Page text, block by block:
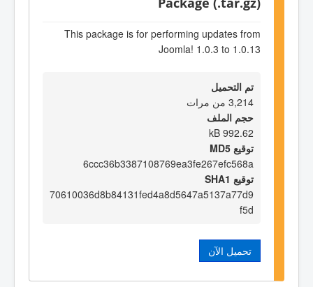
This package is for performing updates from
Joomla! 1.0.3 to 1.0.13
تم التحميل
3,214 من مرات
حجم الملف
992.62 kB
توقيع MD5
6ccc36b3387108769ea3fe267efc568a
توقيع SHA1
70610036d8b84131fed4a8d5647a5137a77d9
f5d
تحميل الآن